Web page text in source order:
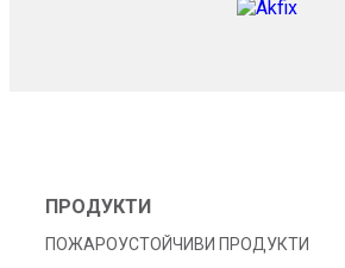
ПРОДУКТИ
ПОЖАРОУСТОЙЧИВИ ПРОДУКТИ